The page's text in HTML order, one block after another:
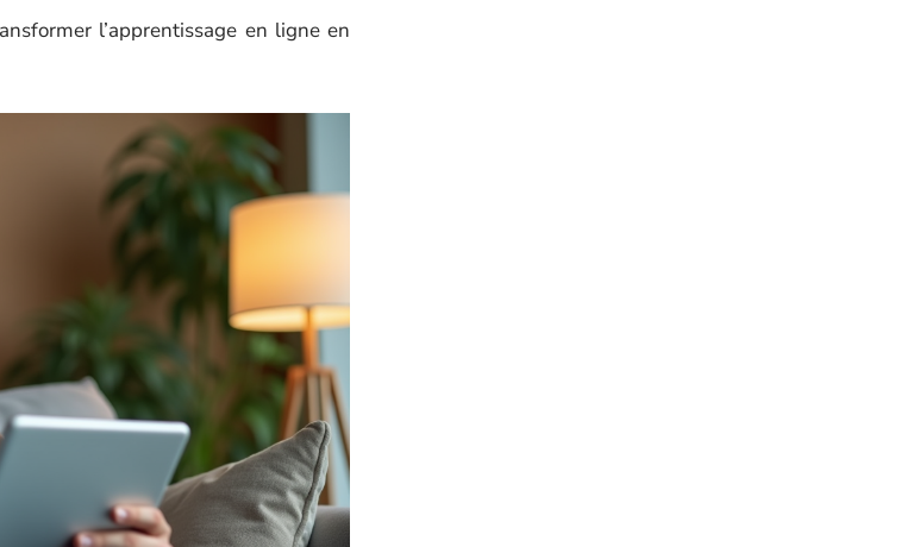
l’apprentissage en ligne en